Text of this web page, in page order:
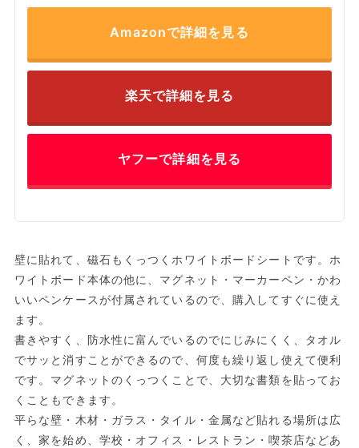
Amazonで詳細を見る
楽天で詳細を見る
ヤフーで詳細を見る
壁に貼れて、磁石もくっつくホワイトボードシートです。ホ
ワイトボード本体の他に、マグネット・マーカーペン・かわ
いいペンケースが付属されているので、購入してすぐに使え
ます。
書きやすく、防水性に富んでいるのでにじみにくく、タオル
でサッと消すことができるので、何度も繰り返し使えて便利
です。マグネットのくっつくことで、大切な書類を貼ってお
くこともできます。
平らな壁・木材・ガラス・タイル・金属など貼れる場所は広
く、家を始め、学校・オフィス・レストラン・喫茶店などあ